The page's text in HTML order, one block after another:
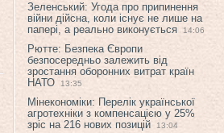
Зеленський: Угода про припинення
війни дійсна, коли існує не лише на
папері, а реально виконується
14:06
Рютте: Безпека Європи
безпосередньо залежить від
зростання оборонних витрат країн
НАТО
13:35
Мінекономіки: Перелік української
агротехніки з компенсацією у 25%
зріс на 216 нових позицій
13:04